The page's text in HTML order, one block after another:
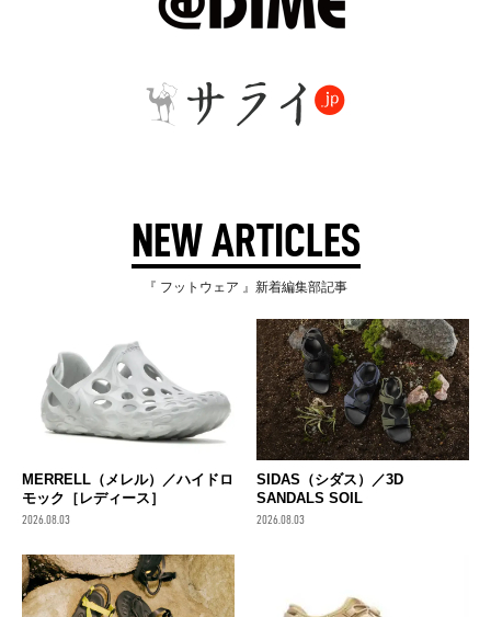
NEW ARTICLES
『 フットウェア 』新着編集部記事
MERRELL（メレル）／ハイドロ
モック［レディース］
2026.08.03
SIDAS（シダス）／3D
SANDALS SOIL
2026.08.03